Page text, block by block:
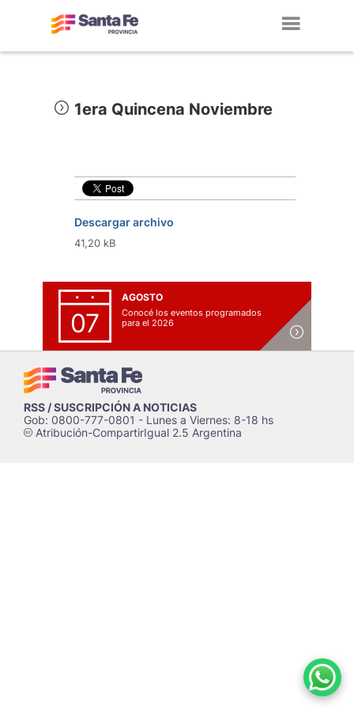
1era Quincena Noviembre
Descargar archivo
41,20 kB
07
AGOSTO
Conocé los eventos programados
para el 2026
RSS / SUSCRIPCIÓN A NOTICIAS
Gob: 0800-777-0801 - Lunes a Viernes: 8-18 hs
cAtribución-CompartirIgual 2.5 Argentina